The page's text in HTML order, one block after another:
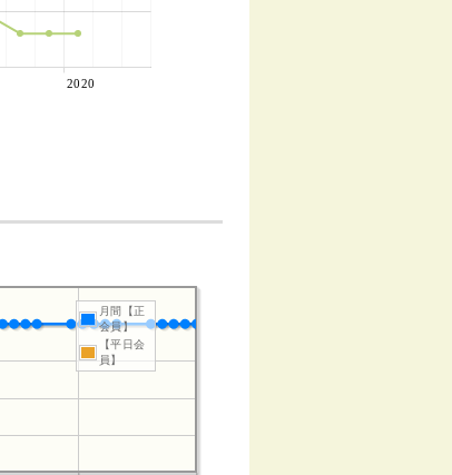
2020
月間【正
会員】
【平日会
員】